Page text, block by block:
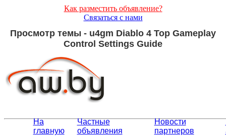
Как разместить объявление?
Связаться с нами
Просмотр темы - u4gm Diablo 4 Top Gameplay
Control Settings Guide
На
главную
Частные
объявления
Новости
партнеров